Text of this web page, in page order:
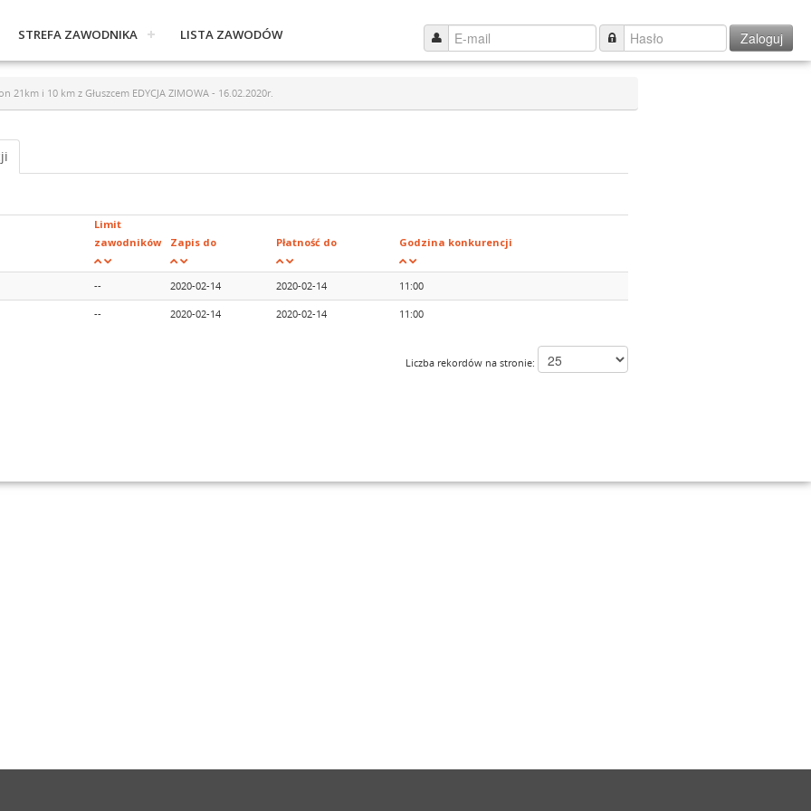
Zaloguj
STREFA ZAWODNIKA LISTA ZAWODÓW
21km i 10 km z Głuszcem EDYCJA ZIMOWA - 16.02.2020r.
Limit
zawodników
Zapis do Płatność do Godzina konkurencji
-- 2020-02-14 2020-02-14 11:00
-- 2020-02-14 2020-02-14 11:00
Liczba rekordów na stronie: